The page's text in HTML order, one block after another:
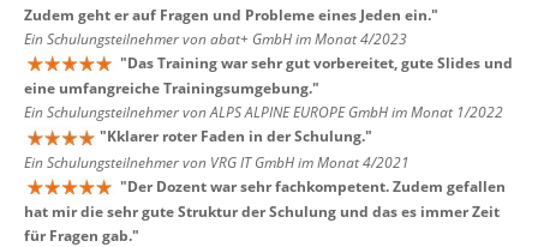
Zudem geht er auf Fragen und Probleme eines Jeden ein."
Ein Schulungsteilnehmer von abat+ GmbH im Monat 4/2023
"Das Training war sehr gut vorbereitet, gute Slides und
eine umfangreiche Trainingsumgebung."
Ein Schulungsteilnehmer von ALPS ALPINE EUROPE GmbH im Monat 1/2022
"Kklarer roter Faden in der Schulung."
Ein Schulungsteilnehmer von VRG IT GmbH im Monat 4/2021
"Der Dozent war sehr fachkompetent. Zudem gefallen
hat mir die sehr gute Struktur der Schulung und das es immer Zeit
für Fragen gab."